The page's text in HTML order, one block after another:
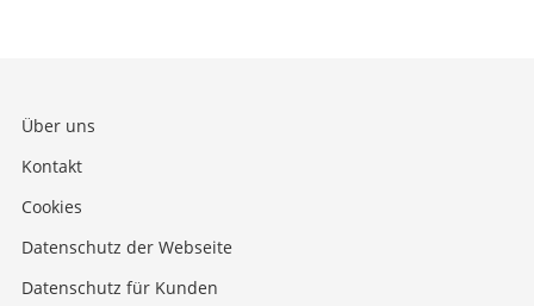
Über uns
Kontakt
Cookies
Datenschutz der Webseite
Datenschutz für Kunden